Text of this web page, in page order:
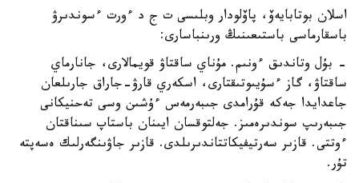
اسلان بوتابايەۆ، پاۆلودار وبلىسى ت ج د ءورت ءسوندىرۋ
باسقارماسى باستىعىنىڭ ورىنباسارى:
- بۇل وتاندىق ءونىم. مۇناي ساقتاۋ قويمالارى، جانارماي
ساقتاۋ، گاز ءسۇيىوتىقتارى، اسكەري قارۋ-جاراق جارىلعان
جاعدايدا جەكە قۇرامدى جىبەرمەس ءۇشىن وسى تەحنيكانى
جىبەرىپ سوندىرەمىز. جەلتوقسان ايىنان باستاپ سىناقتان
ءوتتى. قازىر سەرتيفيكاتتاندىرىلدى. قازىر جاۋىنگەرلىك ەسەپتە
تۇر.